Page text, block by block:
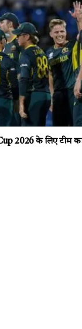
2026 के लिए टीम